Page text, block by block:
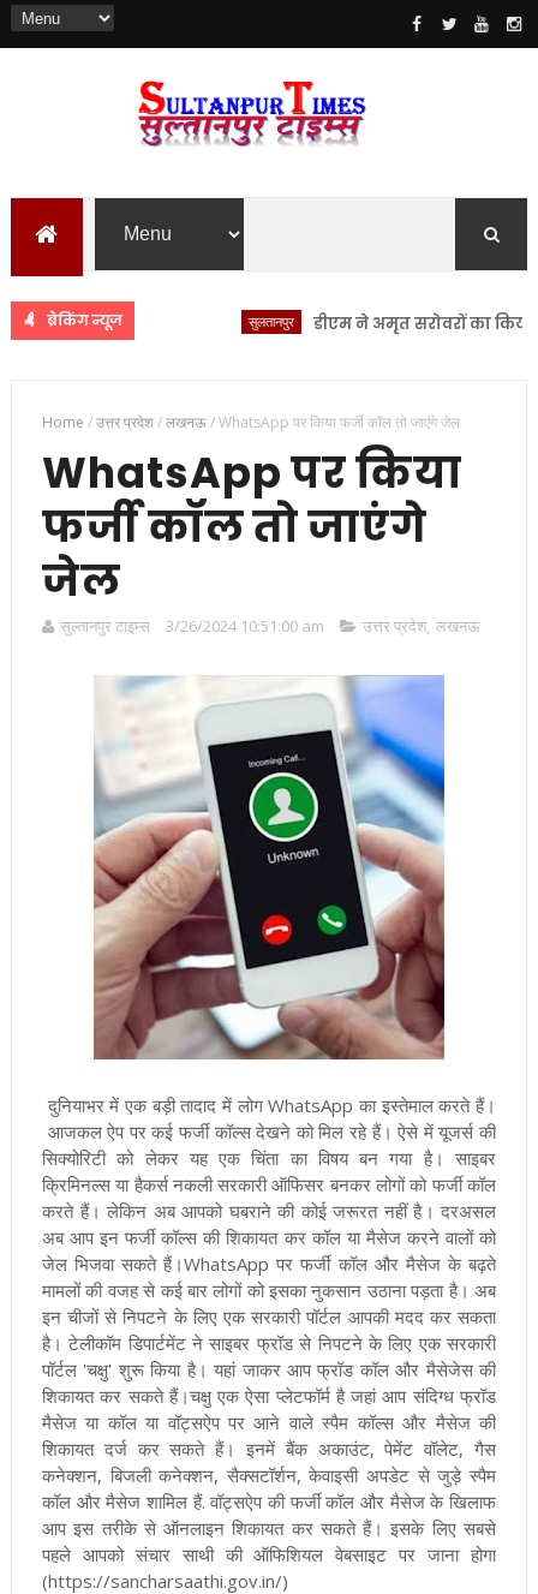
ब्रेकिंग न्यूज डीएम ने अमृत सरोवरों का किया स्थलीय
Home /उत्तर प्रदेश/लखनऊ/WhatsApp पर किया फर्जी कॉल तो जाएंगे जेल
WhatsApp पर किया
फर्जी कॉल तो जाएंगे
जेल
सुल्तानपुर टाइम्स 3/26/2024 10:51:00 am उत्तर प्रदेश, लखनऊ
दुनियाभर में एक बड़ी तादाद में लोग WhatsApp का इस्तेमाल करते हैं।
आजकल ऐप पर कई फर्जी कॉल्स देखने को मिल रहे हैं। ऐसे में यूजर्स की
सिक्योरिटी को लेकर यह एक चिंता का विषय बन गया है। साइबर
क्रिमिनल्स या हैकर्स नकली सरकारी ऑफिसर बनकर लोगों को फर्जी कॉल
करते हैं। लेकिन अब आपको घबराने की कोई जरूरत नहीं है। दरअसल
अब आप इन फर्जी कॉल्स की शिकायत कर कॉल या मैसेज करने वालों को
जेल भिजवा सकते हैं ।WhatsApp पर फर्जी कॉल और मैसेज के बढ़ते
मामलों की वजह से कई बार लोगों को इसका नुकसान उठाना पड़ता है। अब
इन चीजों से निपटने के लिए एक सरकारी पॉर्टल आपकी मदद कर सकता
है। टेलीकॉम डिपार्टमेंट ने साइबर फ्रॉड से निपटने के लिए एक सरकारी
पॉर्टल 'चक्षु' शुरू किया है। यहां जाकर आप फ्रॉड कॉल और मैसेजेस की
शिकायत कर सकते हैं।चक्षु एक ऐसा प्लेटफॉर्म है जहां आप संदिग्ध फ्रॉड
मैसेज या कॉल या वॉट्सऐप पर आने वाले स्पैम कॉल्स और मैसेज की
शिकायत दर्ज कर सकते हैं। इनमें बैंक अकाउंट, पेमेंट वॉलेट, गैस
कनेक्शन, बिजली कनेक्शन, सैक्सटॉर्शन, केवाइसी अपडेट से जुड़े स्पैम
कॉल और मैसेज शामिल हैं.वॉट्सऐप की फर्जी कॉल और मैसेज के खिलाफ
आप इस तरीके से ऑनलाइन शिकायत कर सकते हैं।इसके लिए सबसे
पहले आपको संचार साथी की ऑफिशियल वेबसाइट पर जाना होगा
(https://sancharsaathi.gov.in/)